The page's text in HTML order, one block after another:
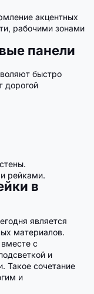
акцентных
рабочими зонами
панели
быстро
дорогой
рейками.
в
является
материалов.
с
и
Такое сочетание
и